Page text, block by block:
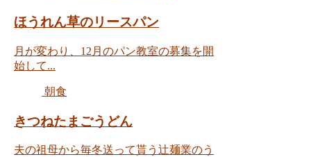
ほうれん草のリースパン
月が変わり、12月のパン教室の募集を開
始して...
朝食
きつねたまごうどん
夫の祖母から毎冬送って貰う辻麺業のう